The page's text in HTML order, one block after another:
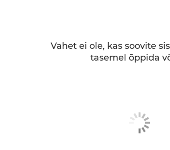
Vahet ei ole, kas soovite
tasemel õppida